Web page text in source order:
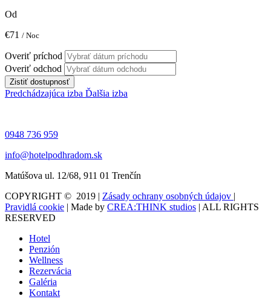
Od
€71 / Noc
Overiť príchod
Overiť odchod
Zistiť dostupnosť
Predchádzajúca izba Ďalšia izba
0948 736 959
info@hotelpodhradom.sk
Matúšova ul. 12/68, 911 01 Trenčín
COPYRIGHT © 2019 | Zásady ochrany osobných údajov |
Pravidlá cookie | Made by CREA:THINK studios | ALL RIGHTS
RESERVED
Hotel
Penzión
Wellness
Rezervácia
Galéria
Kontakt